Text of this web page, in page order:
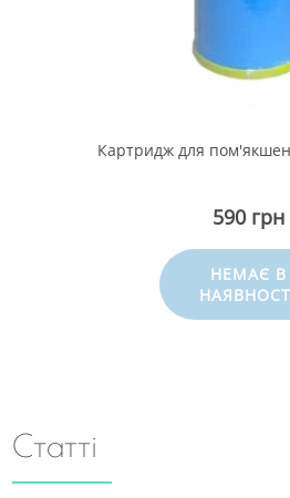
Картридж для
590 грн
НЕМАЄ В
Статті